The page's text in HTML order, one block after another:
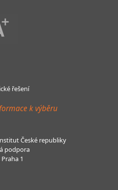
řešení
k výběru
České republiky
podpora
1